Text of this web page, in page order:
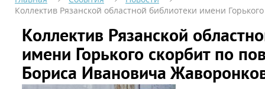
Коллектив Рязанской областной библиотеки имени
Коллектив Рязанской
имени Горького скорбит по
Бориса Ивановича